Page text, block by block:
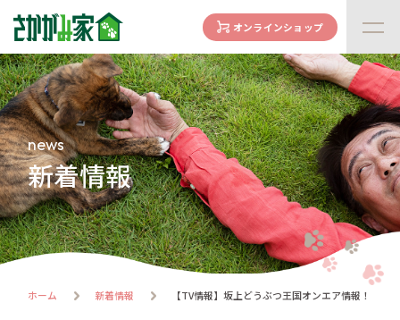
concept
さかがみ家の想い
family
家族になる前に
dogs
わんわん一覧
cats
にゃんにゃん一覧
譲渡までの流れ
オンラインショップ
news
新着情報
ホーム 新着情報 【TV情報】坂上どうぶつ王国オンエア情報！